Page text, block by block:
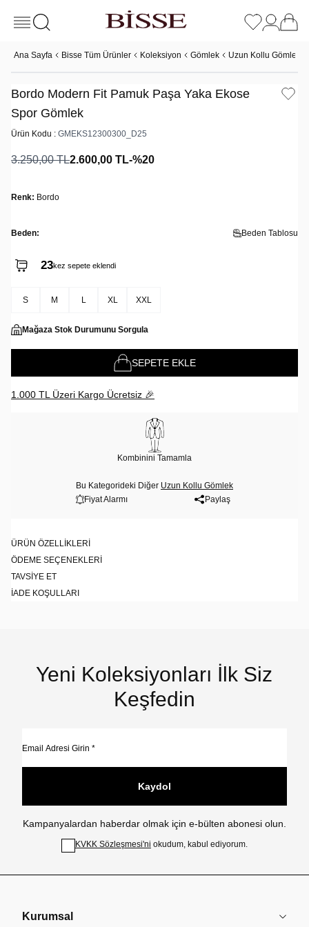
Ana Sayfa Bisse Tüm Ürünler Koleksiyon Gömlek Uzun Kollu Gömlek
Bordo Modern Fit Pamuk Paşa Yaka Ekose
Spor Gömlek
Ürün Kodu : GMEKS12300300_D25
3.250,00TL2.600,00 TL-%20
Renk: Bordo
Beden: Beden Tablosu
23kez sepete eklendi
2kez satın alındı
S M L XL XXL
Mağaza Stok Durumunu Sorgula
SEPETE EKLE
1.000 TL Üzeri Kargo Ücretsiz 🎉
Kombinini Tamamla
Bu Kategorideki Diğer Uzun Kollu Gömlek
Fiyat Alarmı
Paylaş
ÜRÜN ÖZELLIKLERI
ÖDEME SEÇENEKLERI
TAVSIYE ET
İADE KOŞULLARI
Yeni Koleksiyonları İlk Siz
Keşfedin
Kaydol
Kampanyalardan haberdar olmak için e-bülten abonesi olun.
KVKK Sözleşmesi'ni okudum, kabul ediyorum.
Kurumsal